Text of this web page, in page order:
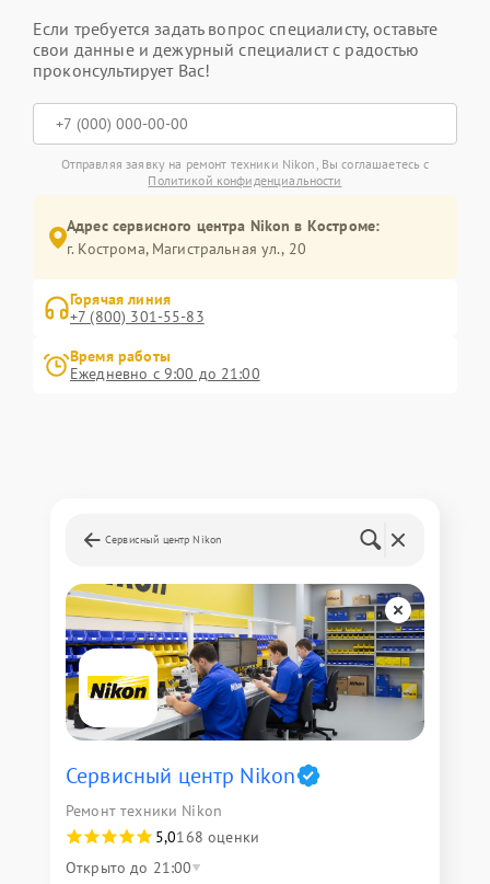
Если требуется задать вопрос специалисту, оставьте
свои данные и дежурный специалист с радостью
проконсультирует Вас!
Отправляя заявку на ремонт техники Nikon, Вы соглашаетесь с
Политикой конфиденциальности
Адрес сервисного центра Nikon в Костроме:
г. Кострома, Магистральная ул., 20
Горячая линия
+7 (800) 301-55-83
Время работы
Ежедневно с 9:00 до 21:00
Сервисный центр Nikon
Сервисный центр Nikon
Ремонт техники Nikon
5,0168 оценки
Открыто до 21:00